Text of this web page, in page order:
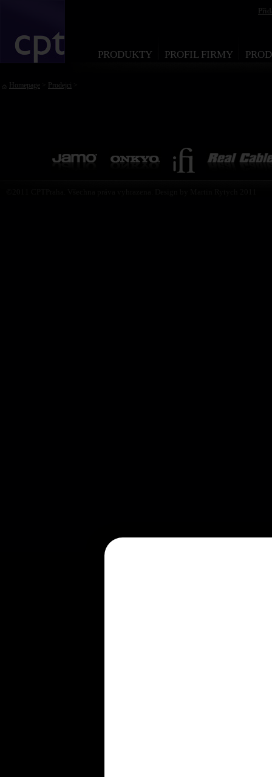
PRODUKTY PROFIL FIRMY
Homepage Prodejci